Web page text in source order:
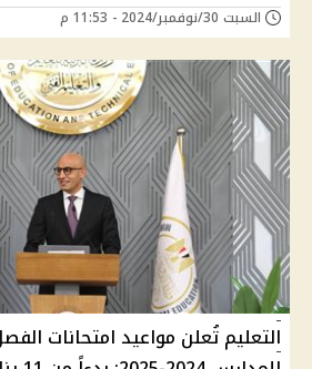
السبت 30/نوفمبر/2024 - 11:53 م
التعليم تُعلن مواعيد امتحانات